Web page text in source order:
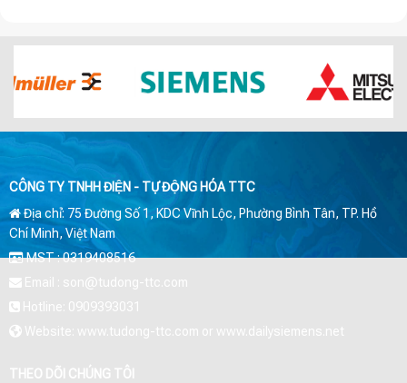
CÔNG TY TNHH ĐIỆN - TỰ ĐỘNG HÓA TTC
Địa chỉ: 75 Đường Số 1, KDC Vĩnh Lộc, Phường Bình Tân, TP. Hồ
Chí Minh, Việt Nam
MST : 0319408516
Email : son@tudong-ttc.com
Hotline: 0909393031
Website: www.tudong-ttc.com or www.dailysiemens.net
THEO DÕI CHÚNG TÔI